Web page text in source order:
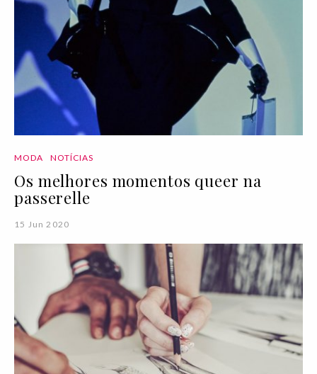
MODA NOTÍCIAS
Os melhores momentos queer na
passerelle
15 Jun 2020